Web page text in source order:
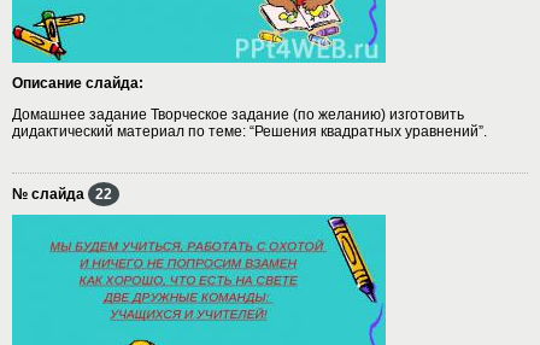
Описание слайда:
Домашнее задание Творческое задание (по желанию) изготовить
дидактический материал по теме: “Решения квадратных уравнений”.
№ слайда 22